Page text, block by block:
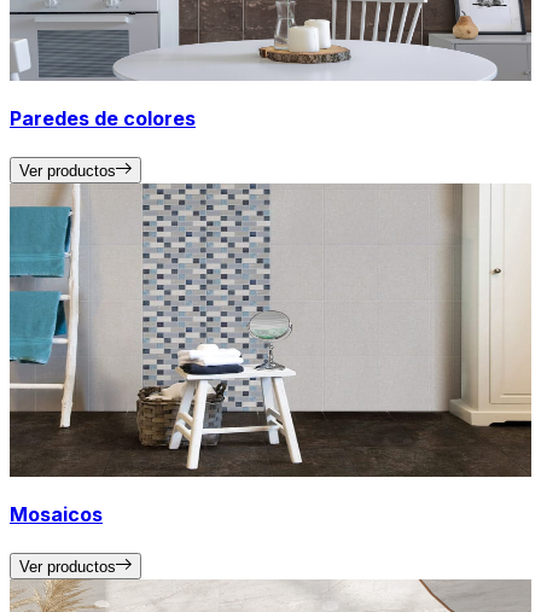
Paredes de colores
Ver productos
Mosaicos
Ver productos